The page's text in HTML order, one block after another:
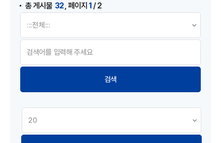
총 게시물 32 ,페이지1/ 2